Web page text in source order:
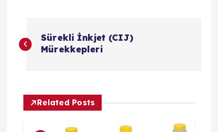
a
Sürekli İnkjet (CIJ)
Mürekkepleri
Related Posts